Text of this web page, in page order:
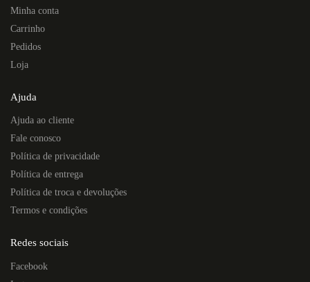
Minha conta
Carrinho
Pedidos
Loja
Ajuda
Ajuda ao cliente
Fale conosco
Política de privacidade
Política de entrega
Política de troca e devoluções
Termos e condições
Redes sociais
Facebook